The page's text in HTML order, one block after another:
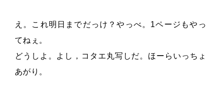
え。これ明日までだっけ？やっべ。1ページもやっ
てねぇ。
どうしよ。よし，コタエ丸写しだ。ほーらいっちょ
あがり。